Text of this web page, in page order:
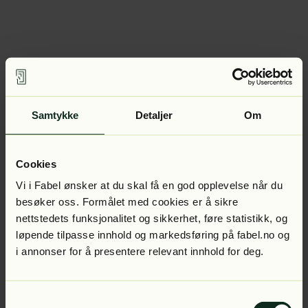
Samtykke Detaljer Om
Cookies
Vi i Fabel ønsker at du skal få en god opplevelse når du
besøker oss. Formålet med cookies er å sikre
nettstedets funksjonalitet og sikkerhet, føre statistikk, og
løpende tilpasse innhold og markedsføring på fabel.no og
i annonser for å presentere relevant innhold for deg.